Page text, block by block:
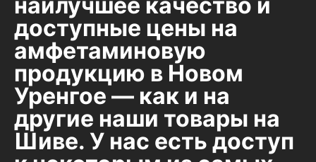
доступные цены на
амфетаминовую
продукцию в Новом
Уренгое — как и на
другие наши товары на
Шиве. У нас есть доступ